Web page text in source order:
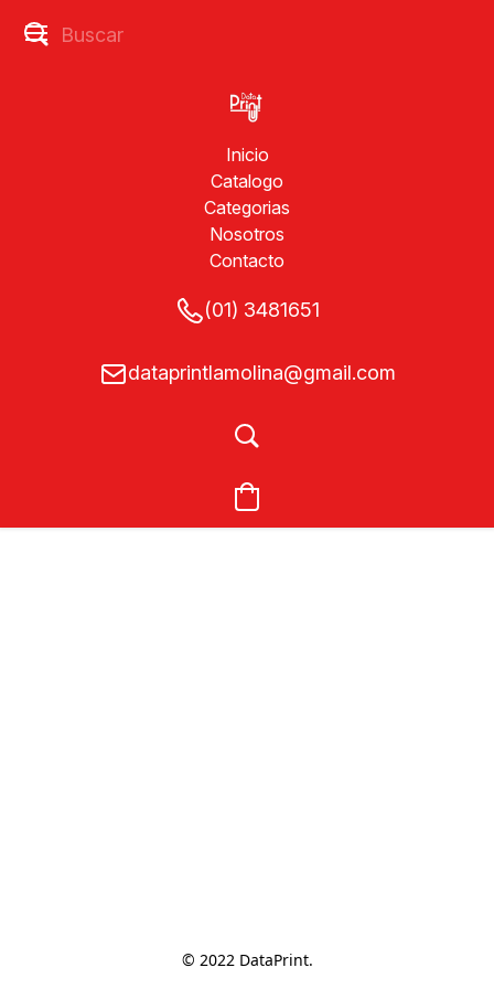
Inicio
Catalogo
Categorias
Nosotros
Contacto
(01) 3481651
dataprintlamolina@gmail.com
© 2022 DataPrint.